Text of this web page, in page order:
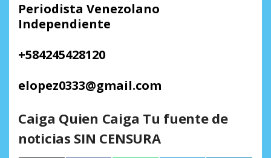
Periodista Venezolano
Independiente
+584245428120
elopez0333@gmail.com
Caiga Quien Caiga Tu fuente de
noticias SIN CENSURA